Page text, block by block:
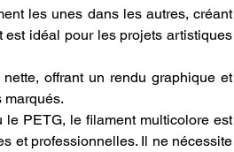
les unes dans les autres, créant
idéal pour les projets artistiques
offrant un rendu graphique et
marqués.
PETG, le filament multicolore est
et professionnelles. Il ne nécessite